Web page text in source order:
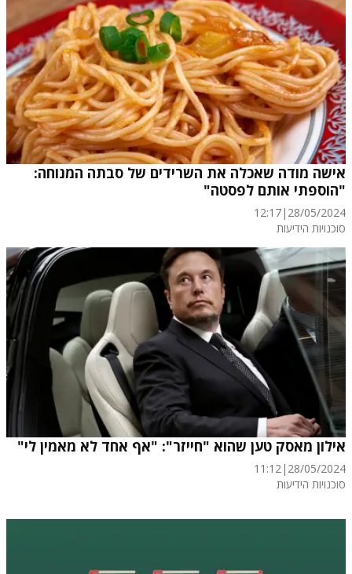
אישה מודה שאכלה את השרידים של סבתה המנוחה:
"הוספתי אותם לפסטה"
28/05/2024
|
12:17
סוכנויות הידיעות
אילון מאסק טען שהוא "חייזר": "אף אחד לא מאמין לי"
28/05/2024
|
11:12
סוכנויות הידיעות